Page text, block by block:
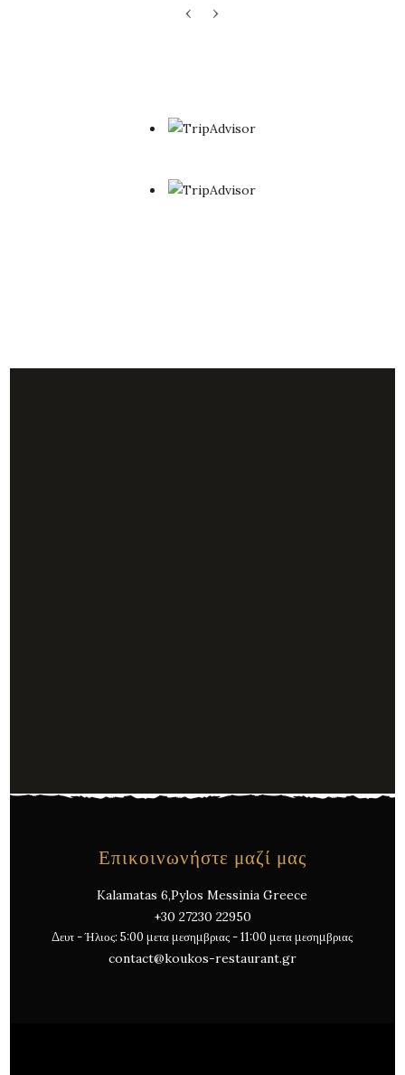
‹ ›
Επικοινωνήστε μαζί μας
Kalamatas 6,Pylos Messinia Greece
+30 27230 22950
Δευτ - Ήλιος: 5:00 μετα μεσημβριας - 11:00 μετα μεσημβριας
contact@koukos-restaurant.gr